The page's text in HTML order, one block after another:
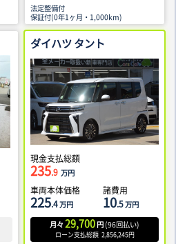
法定整備付
保証付(0年1ヶ月・1,000km)
ダイハツ タント
現金支払総額
235.9 万円
車両本体価格
225.4万円
諸費用
10.5万円
月々 29,700 円 (96回払い)
ローン支払総額 2,856,245円